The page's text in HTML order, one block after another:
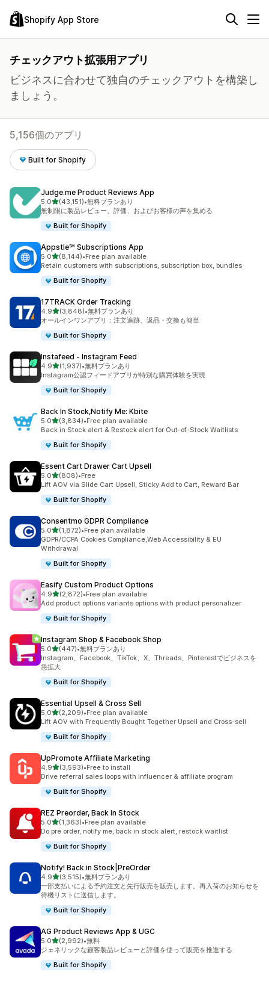
Shopify App Store
チェックアウト拡張用アプリ
ビジネスに合わせて独自のチェックアウトを構築し
ましょう。
5,156個のアプリ
Built for Shopify
Judge.me Product Reviews App
5.05つ星中
(43,151)
合計レビュー数：43151件
•無料プランあり
無制限に製品レビュー、評価、およびお客様の声を集める
Built for Shopify
Appstle℠ Subscriptions App
5.05つ星中
(8,144)
合計レビュー数：8144件
•Free plan available
Retain customers with subscriptions, subscription box, bundles
Built for Shopify
17TRACK Order Tracking
4.95つ星中
(3,848)
合計レビュー数：3848件
•無料プランあり
オールインワンアプリ：注文追跡、返品・交換も簡単
Built for Shopify
Instafeed ‑ Instagram Feed
4.95つ星中
(1,937)
合計レビュー数：1937件
•無料プランあり
Instagram公認フィードアプリが特別な購買体験を実現
Built for Shopify
Back In Stock,Notify Me: Kbite
5.05つ星中
(3,834)
合計レビュー数：3834件
•Free plan available
Back in Stock alert & Restock alert for Out-of-Stock Waitlists
Built for Shopify
Essent Cart Drawer Cart Upsell
5.05つ星中
(808)
合計レビュー数：808件
•Free
Lift AOV via Slide Cart Upsell, Sticky Add to Cart, Reward Bar
Built for Shopify
Consentmo GDPR Compliance
5.05つ星中
(1,872)
合計レビュー数：1872件
•Free plan available
GDPR/CCPA Cookies Compliance,Web Accessibility & EU
Withdrawal
Built for Shopify
Easify Custom Product Options
4.95つ星中
(2,872)
合計レビュー数：2872件
•Free plan available
Add product options variants options with product personalizer
Built for Shopify
Instagram Shop & Facebook Shop
5.05つ星中
(447)
合計レビュー数：447件
•無料プランあり
Instagram、Facebook、TikTok、X、Threads、Pinterestでビジネスを
急拡大
Built for Shopify
Essential Upsell & Cross Sell
5.05つ星中
(2,209)
合計レビュー数：2209件
•Free plan available
Lift AOV with Frequently Bought Together Upsell and Cross-sell
Built for Shopify
UpPromote Affiliate Marketing
4.95つ星中
(3,593)
合計レビュー数：3593件
•Free to install
Drive referral sales loops with influencer & affiliate program
Built for Shopify
REZ Preorder, Back In Stock
5.05つ星中
(1,363)
合計レビュー数：1363件
•Free plan available
Do pre order, notify me, back in stock alert, restock waitlist
Built for Shopify
Notify! Back in Stock|PreOrder
4.95つ星中
(3,515)
合計レビュー数：3515件
•無料プランあり
一部支払いによる予約注文と先行販売を販売します。再入荷のお知らせを
待機リストに送信します。
Built for Shopify
AG Product Reviews App & UGC
5.05つ星中
(2,992)
合計レビュー数：2992件
•無料
ジェネリックな顧客製品レビューと評価を使って販売を推進する
Built for Shopify